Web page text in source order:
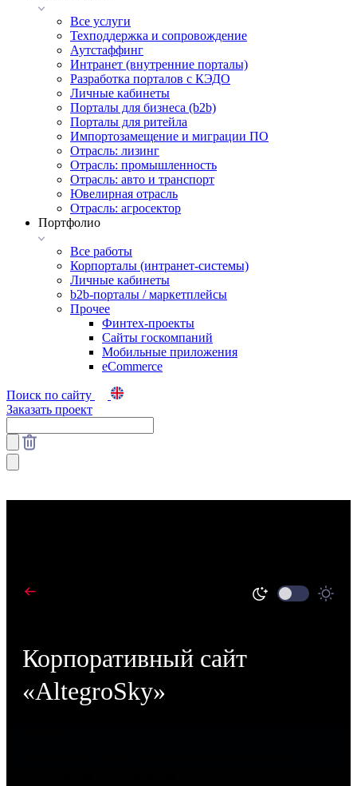
Все услуги
Техподдержка и сопровождение
Аутстаффинг
Интранет (внутренние порталы)
Разработка порталов с КЭДО
Личные кабинеты
Порталы для бизнеса (b2b)
Порталы для ритейла
Импортозамещение и миграции ПО
Отрасль: лизинг
Отрасль: промышленность
Отрасль: авто и транспорт
Ювелирная отрасль
Отрасль: агросектор
Портфолио
Все работы
Корпорталы (интранет-системы)
Личные кабинеты
b2b-порталы / маркетплейсы
Прочее
Финтех-проекты
Сайты госкомпаний
Мобильные приложения
eCommerce
Поиск по сайту
Заказать проект
Корпоративный сайт
«AltegroSky»